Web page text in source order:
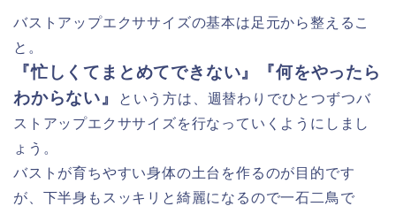
バストアップエクササイズの基本は足元から整えるこ
と。
『忙しくてまとめてできない』『何をやったら
わからない』
という方は、週替わりでひとつずつバ
ストアップエクササイズを行なっていくようにしまし
ょう。
バストが育ちやすい身体の土台を作るのが目的です
が、下半身もスッキリと綺麗になるので一石二鳥で